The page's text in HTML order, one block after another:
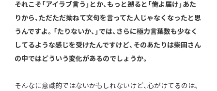
――それこそ「アイラブ言う」とか、もっと遡ると「俺よ届け」あた
りから、ただただ拗ねて文句を言ってた人じゃなくなったと思
うんですよ。「たりないか、」では、さらに極力言葉数も少なく
してるような感じを受けたんですけど、そのあたりは柴田さん
の中ではどういう変化があるのでしょうか。
そんなに意識的ではないかもしれないけど、心がけてるのは、